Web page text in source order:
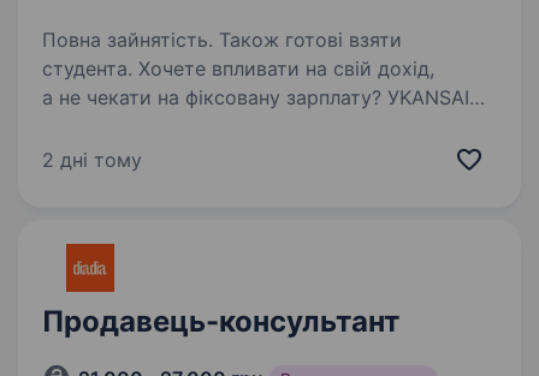
Повна зайнятість. Також готові взяти
студента. Хочете впливати на свій дохід,
а не чекати на фіксовану зарплату? УKANSAI
господарем своєї локації та заробляти
2 дні тому
Продавець-консультант